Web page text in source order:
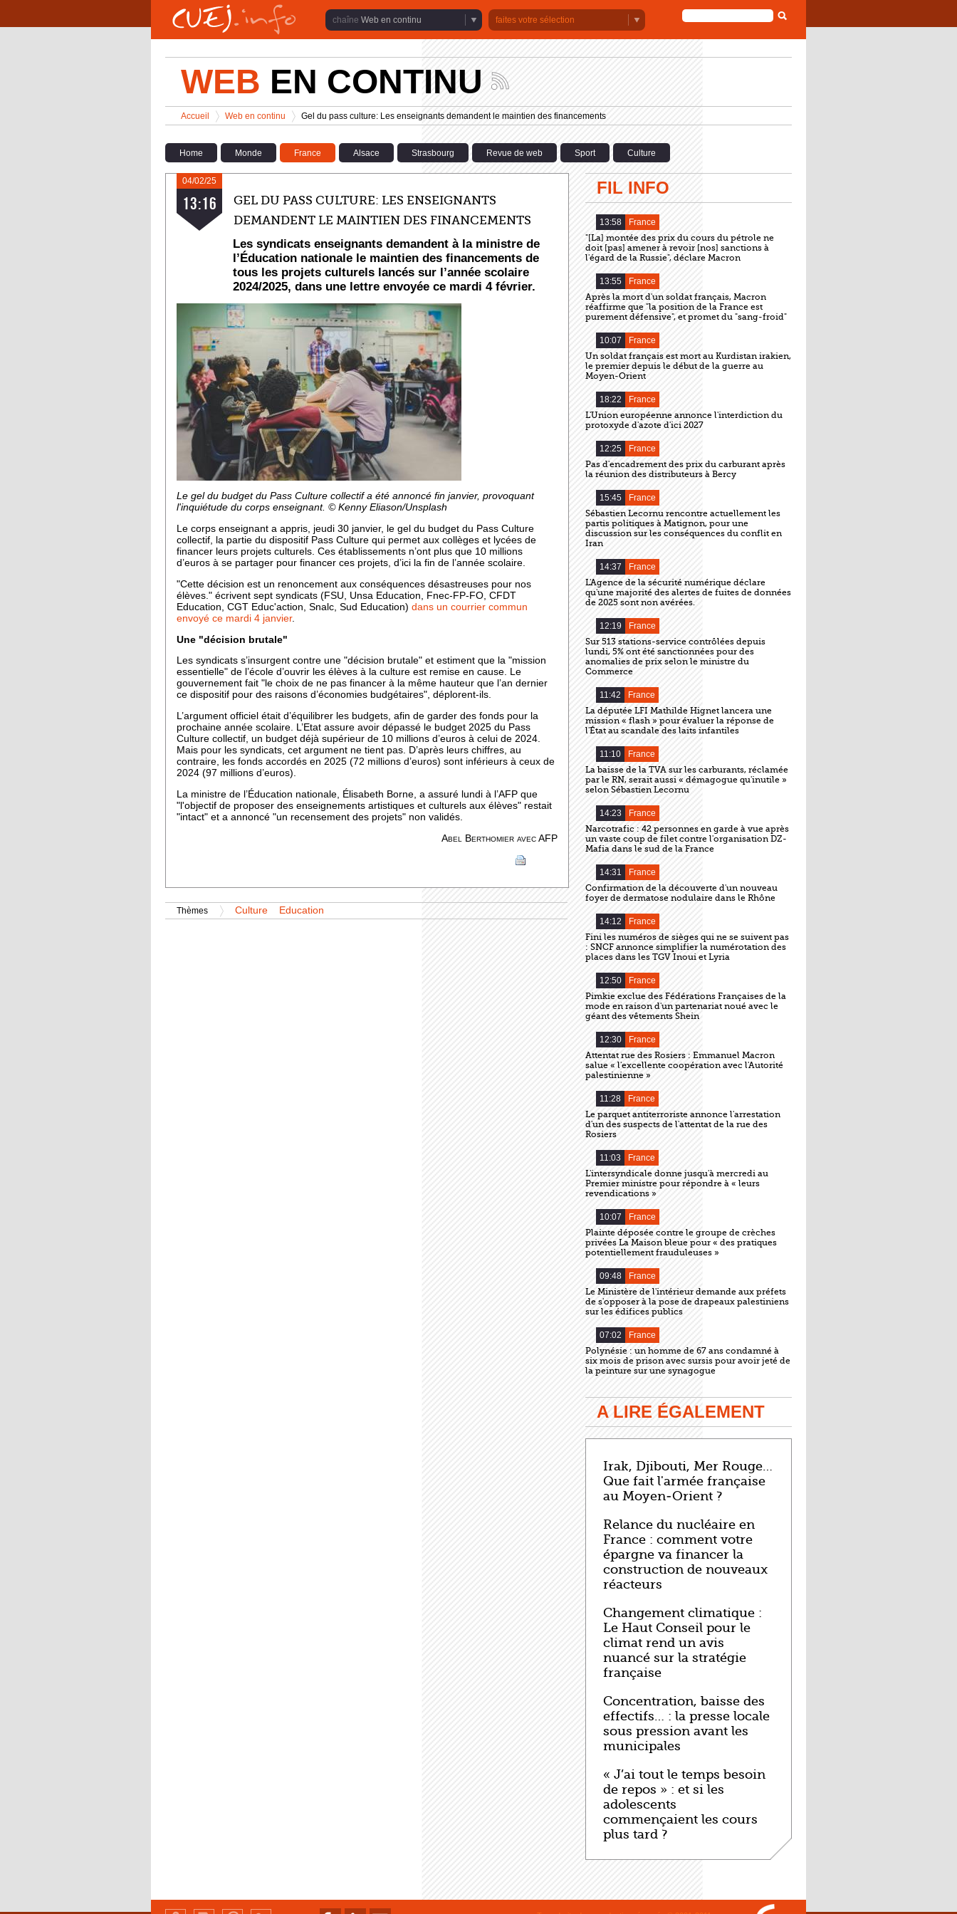
Web en continu
faites votre sélection
FORMULAIRE
DE
RECHERCHE
WEB EN CONTINU
les
actualités
de
chaîne
Web
en
continu
Vous êtes ici
Accueil
>
Web en continu
>
Gel du pass culture: Les enseignants demandent le maintien des financements
Home Monde France Alsace Strasbourg Revue de web Sport Culture
04/02/25
13:16
GEL DU PASS CULTURE: LES ENSEIGNANTS
DEMANDENT LE MAINTIEN DES FINANCEMENTS
Les syndicats enseignants demandent à la ministre de
l’Éducation nationale le maintien des financements de
tous les projets culturels lancés sur l’année scolaire
2024/2025, dans une lettre envoyée ce mardi 4 février.
Le gel du budget du Pass Culture collectif a été annoncé fin janvier, provoquant
l'inquiétude du corps enseignant. © Kenny Eliason/Unsplash
Le corps enseignant a appris, jeudi 30 janvier, le gel du budget du Pass Culture
collectif, la partie du dispositif Pass Culture qui permet aux collèges et lycées de
financer leurs projets culturels. Ces établissements n’ont plus que 10 millions
d’euros à se partager pour financer ces projets, d’ici la fin de l’année scolaire.
"Cette décision est un renoncement aux conséquences désastreuses pour nos
élèves." écrivent sept syndicats (FSU, Unsa Education, Fnec-FP-FO, CFDT
Education, CGT Educ'action, Snalc, Sud Education) dans un courrier commun
envoyé ce mardi 4 janvier.
Une "décision brutale"
Les syndicats s’insurgent contre une "décision brutale" et estiment que la "mission
essentielle" de l’école d’ouvrir les élèves à la culture est remise en cause. Le
gouvernement fait "le choix de ne pas financer à la même hauteur que l’an dernier
ce dispositif pour des raisons d’économies budgétaires", déplorent-ils.
L’argument officiel était d’équilibrer les budgets, afin de garder des fonds pour la
prochaine année scolaire. L’Etat assure avoir dépassé le budget 2025 du Pass
Culture collectif, un budget déjà supérieur de 10 millions d’euros à celui de 2024.
Mais pour les syndicats, cet argument ne tient pas. D’après leurs chiffres, au
contraire, les fonds accordés en 2025 (72 millions d’euros) sont inférieurs à ceux de
2024 (97 millions d’euros).
La ministre de l’Éducation nationale, Élisabeth Borne, a assuré lundi à l’AFP que
"l'objectif de proposer des enseignements artistiques et culturels aux élèves" restait
"intact" et a annoncé "un recensement des projets" non validés.
Abel Berthomier avec AFP
Thèmes Culture Education
FIL INFO
13:58
France
"[La] montée des prix du cours du pétrole ne
doit [pas] amener à revoir [nos] sanctions à
l'égard de la Russie", déclare Macron
13:55
France
Après la mort d'un soldat français, Macron
réaffirme que "la position de la France est
purement défensive", et promet du "sang-froid"
10:07
France
Un soldat français est mort au Kurdistan irakien,
le premier depuis le début de la guerre au
Moyen-Orient
18:22
France
L'Union européenne annonce l'interdiction du
protoxyde d'azote d'ici 2027
12:25
France
Pas d'encadrement des prix du carburant après
la réunion des distributeurs à Bercy
15:45
France
Sébastien Lecornu rencontre actuellement les
partis politiques à Matignon, pour une
discussion sur les conséquences du conflit en
Iran
14:37
France
L'Agence de la sécurité numérique déclare
qu'une majorité des alertes de fuites de données
de 2025 sont non avérées.
12:19
France
Sur 513 stations-service contrôlées depuis
lundi, 5% ont été sanctionnées pour des
anomalies de prix selon le ministre du
Commerce
11:42
France
La députée LFI Mathilde Hignet lancera une
mission « flash » pour évaluer la réponse de
l'État au scandale des laits infantiles
11:10
France
La baisse de la TVA sur les carburants, réclamée
par le RN, serait aussi « démagogue qu'inutile »
selon Sébastien Lecornu
14:23
France
Narcotrafic : 42 personnes en garde à vue après
un vaste coup de filet contre l'organisation DZ-
Mafia dans le sud de la France
14:31
France
Confirmation de la découverte d'un nouveau
foyer de dermatose nodulaire dans le Rhône
14:12
France
Fini les numéros de sièges qui ne se suivent pas
: SNCF annonce simplifier la numérotation des
places dans les TGV Inoui et Lyria
12:50
France
Pimkie exclue des Fédérations Françaises de la
mode en raison d'un partenariat noué avec le
géant des vêtements Shein
12:30
France
Attentat rue des Rosiers : Emmanuel Macron
salue « l'excellente coopération avec l'Autorité
palestinienne »
11:28
France
Le parquet antiterroriste annonce l'arrestation
d'un des suspects de l'attentat de la rue des
Rosiers
11:03
France
L'intersyndicale donne jusqu'à mercredi au
Premier ministre pour répondre à « leurs
revendications »
10:07
France
Plainte déposée contre le groupe de crèches
privées La Maison bleue pour « des pratiques
potentiellement frauduleuses »
09:48
France
Le Ministère de l'intérieur demande aux préfets
de s'opposer à la pose de drapeaux palestiniens
sur les édifices publics
07:02
France
Polynésie : un homme de 67 ans condamné à
six mois de prison avec sursis pour avoir jeté de
la peinture sur une synagogue
A LIRE ÉGALEMENT
Irak, Djibouti, Mer Rouge…
Que fait l'armée française
au Moyen-Orient ?
Relance du nucléaire en
France : comment votre
épargne va financer la
construction de nouveaux
réacteurs
Changement climatique :
Le Haut Conseil pour le
climat rend un avis
nuancé sur la stratégie
française
Concentration, baisse des
effectifs… : la presse locale
sous pression avant les
municipales
« J’ai tout le temps besoin
de repos » : et si les
adolescents
commençaient les cours
plus tard ?